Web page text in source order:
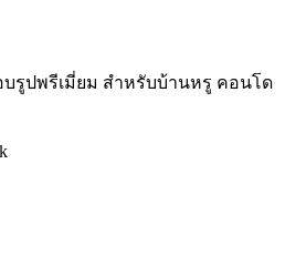
รูปพรีเมี่ยม สำหรับบ้านหรู คอนโด